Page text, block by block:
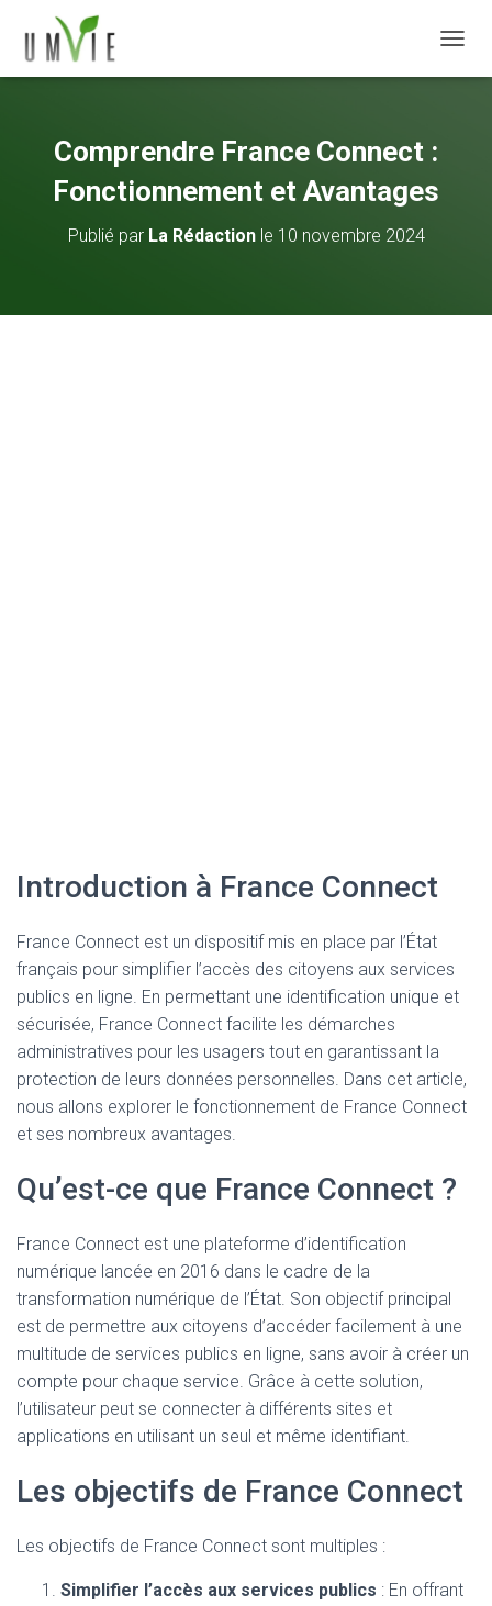
Comprendre France Connect :
Fonctionnement et Avantages
Publié par La Rédactionle 10 novembre 2024
Introduction à France Connect
France Connect est un dispositif mis en place par l’État
français pour simplifier l’accès des citoyens aux services
publics en ligne. En permettant une identification unique et
sécurisée, France Connect facilite les démarches
administratives pour les usagers tout en garantissant la
protection de leurs données personnelles. Dans cet article,
nous allons explorer le fonctionnement de France Connect
et ses nombreux avantages.
Qu’est-ce que France Connect ?
France Connect est une plateforme d’identification
numérique lancée en 2016 dans le cadre de la
transformation numérique de l’État. Son objectif principal
est de permettre aux citoyens d’accéder facilement à une
multitude de services publics en ligne, sans avoir à créer un
compte pour chaque service. Grâce à cette solution,
l’utilisateur peut se connecter à différents sites et
applications en utilisant un seul et même identifiant.
Les objectifs de France Connect
Les objectifs de France Connect sont multiples :
Simplifier l’accès aux services publics : En offrant